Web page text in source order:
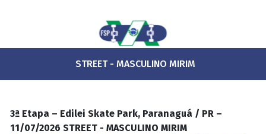
STREET - MASCULINO MIRIM
3ª Etapa – Edilei Skate Park, Paranaguá / PR –
11/07/2026 STREET - MASCULINO MIRIM